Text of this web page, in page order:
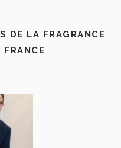
DE LA FRAGRANCE
FRANCE